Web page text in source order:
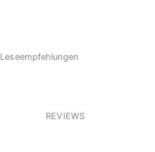
Leseempfehlungen
REVIEWS